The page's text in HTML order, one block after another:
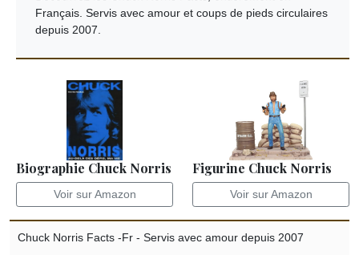
Français. Servis avec amour et coups de pieds circulaires
depuis 2007.
Biographie Chuck Norris
Voir sur Amazon
Figurine Chuck Norris
Voir sur Amazon
Chuck Norris Facts -Fr - Servis avec amour depuis 2007